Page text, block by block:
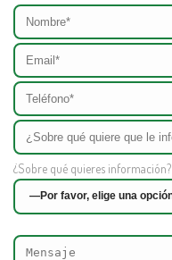
¿Sobre qué quieres información?